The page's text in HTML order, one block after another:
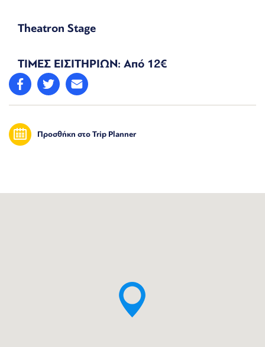
Theatron Stage
ΤΙΜΕΣ ΕΙΣΙΤΗΡΙΩΝ: Από 12€
Προσθήκη στο Trip Planner